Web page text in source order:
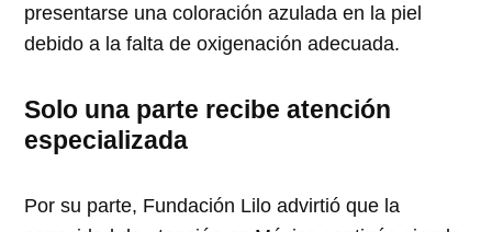
presentarse una coloración azulada en la piel
debido a la falta de oxigenación adecuada.
Solo una parte recibe atención
especializada
Por su parte, Fundación Lilo advirtió que la